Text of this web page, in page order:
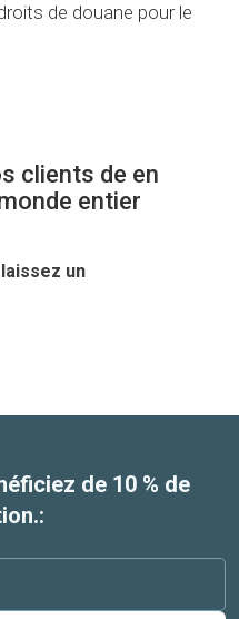
de douane pour le
clients de en
entier
un
de 10 % de